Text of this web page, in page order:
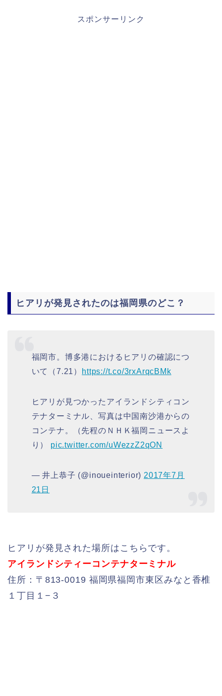
スポンサーリンク
ヒアリが発見されたのは福岡県のどこ？
福岡市。博多港におけるヒアリの確認につ
いて（7.21） https://t.co/3rxArqcBMk
ヒアリが見つかったアイランドシティコン
テナターミナル、写真は中国南沙港からの
コンテナ。（先程のＮＨＫ福岡ニュースよ
り） pic.twitter.com/uWezzZ2qON
— 井上恭子 (@inoueinterior) 2017年7月
21日
ヒアリが発見された場所はこちらです。
アイランドシティーコンテナターミナル
住所：〒813-0019 福岡県福岡市東区みなと香椎
１丁目１−３